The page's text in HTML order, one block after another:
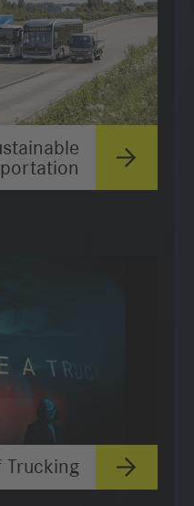
Trucking